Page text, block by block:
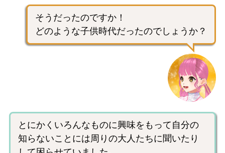
そうだったのですか！
どのような子供時代だったのでしょうか？
とにかくいろんなものに興味をもって自分の
知らないことには周りの大人たちに聞いたり